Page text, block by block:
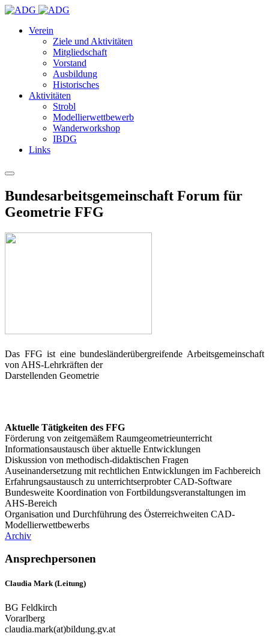
Verein
Ziele und Aktivitäten
Mitgliedschaft
Vorstand
Ausbildung
Historisches
Aktivitäten
Strobl
Modellierwettbewerb
Wanderworkshop
IBDG
Links
Bundesarbeitsgemeinschaft Forum für
Geometrie FFG
Das FFG ist eine bundesländerübergreifende Arbeitsgemeinschaft
von AHS-Lehrkräften der
Darstellenden Geometrie
Aktuelle Tätigkeiten des FFG
Förderung von zeitgemäßem Raumgeometrieunterricht
Informationsaustausch über aktuelle Entwicklungen
Diskussion von methodisch-didaktischen Fragen
Auseinandersetzung mit rechtlichen Entwicklungen im Fachbereich
Erfahrungsaustausch zu unterrichtserprobter CAD-Software
Bundesweite Koordination von Fortbildungsveranstaltungen im
AHS-Bereich
Organisation und Durchführung des Österreichweiten CAD-
Modellierwettbewerbs
Archiv
Ansprechpersonen
Claudia Mark (Leitung)
BG Feldkirch
Vorarlberg
claudia.mark(at)bildung.gv.at